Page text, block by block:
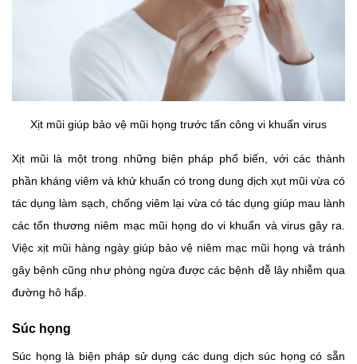
Xịt mũi giúp bảo vệ mũi họng trước tấn công vi khuẩn virus
Xịt mũi là một trong những biện pháp phổ biến, với các thành
phần kháng viêm và khử khuẩn có trong dung dịch xụt mũi vừa có
tác dụng làm sạch, chống viêm lại vừa có tác dụng giúp mau lành
các tổn thương niêm mạc mũi họng do vi khuẩn và virus gây ra.
Việc xịt mũi hàng ngày giúp bảo vệ niêm mạc mũi họng và tránh
gây bệnh cũng như phòng ngừa được các bệnh dễ lây nhiễm qua
đường hô hấp.
Súc họng
Súc họng là biện pháp sử dụng các dung dịch súc họng có sẵn